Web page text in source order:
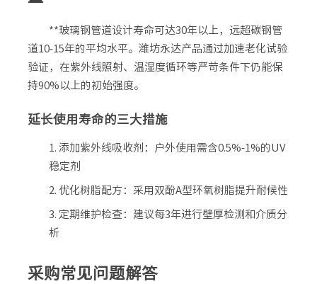
**玻璃钢管道设计寿命可达30年以上，远超碳钢管
道10-15年的平均水平。潍坊永达产品通过加速老化试验
验证，在紫外线照射、温湿度循环等严苛条件下仍能保
持90%以上的初始强度。
延长使用寿命的三大措施
添加紫外线吸收剂：户外使用需含0.5%-1%的UV
稳定剂
优化树脂配方：采用双酚A型环氧树脂提升耐候性
定期维护检查：建议每3年进行壁厚检测和介质分
析
采购常见问题解答